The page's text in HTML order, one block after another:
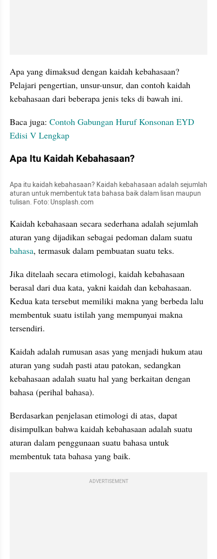
Apa yang dimaksud dengan kaidah kebahasaan?
Pelajari pengertian, unsur-unsur, dan contoh kaidah
kebahasaan dari beberapa jenis teks di bawah ini.
Baca juga: Contoh Gabungan Huruf Konsonan EYD
Edisi V Lengkap
Apa Itu Kaidah Kebahasaan?
Apa itu kaidah kebahasaan? Kaidah kebahasaan adalah sejumlah
aturan untuk membentuk tata bahasa baik dalam lisan maupun
tulisan. Foto: Unsplash.com
Kaidah kebahasaan secara sederhana adalah sejumlah
bahasa, termasuk dalam pembuatan suatu teks.
Jika ditelaah secara etimologi, kaidah kebahasaan
berasal dari dua kata, yakni kaidah dan kebahasaan.
Kedua kata tersebut memiliki makna yang berbeda lalu
membentuk suatu istilah yang mempunyai makna
tersendiri.
Kaidah adalah rumusan asas yang menjadi hukum atau
aturan yang sudah pasti atau patokan, sedangkan
kebahasaan adalah suatu hal yang berkaitan dengan
bahasa (perihal bahasa).
Berdasarkan penjelasan etimologi di atas, dapat
disimpulkan bahwa kaidah kebahasaan adalah suatu
aturan dalam penggunaan suatu bahasa untuk
membentuk tata bahasa yang baik.
ADVERTISEMENT